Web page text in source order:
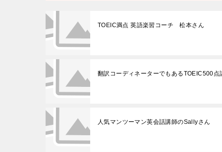
TOEIC満点 英語楽習コーチ 松本さん
翻訳コーディネーターでもあるTOEIC500点
人気マンツーマン英会話講師のSallyさん